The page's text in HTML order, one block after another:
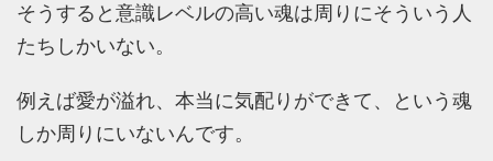
そうすると意識レベルの高い魂は周りにそういう人
たちしかいない。
例えば愛が溢れ、本当に気配りができて、という魂
しか周りにいないんです。